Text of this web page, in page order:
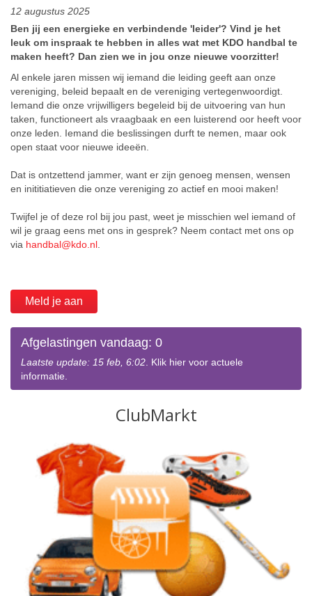
12 augustus 2025
Ben jij een energieke en verbindende 'leider'? Vind je het
leuk om inspraak te hebben in alles wat met KDO handbal te
maken heeft? Dan zien we in jou onze nieuwe voorzitter!
Al enkele jaren missen wij iemand die leiding geeft aan onze
vereniging, beleid bepaalt en de vereniging vertegenwoordigt.
Iemand die onze vrijwilligers begeleid bij de uitvoering van hun
taken, functioneert als vraagbaak en een luisterend oor heeft voor
onze leden. Iemand die beslissingen durft te nemen, maar ook
open staat voor nieuwe ideeën.
Dat is ontzettend jammer, want er zijn genoeg mensen, wensen
en inititiatieven die onze vereniging zo actief en mooi maken!
Twijfel je of deze rol bij jou past, weet je misschien wel iemand of
wil je graag eens met ons in gesprek? Neem contact met ons op
via handbal@kdo.nl.
Meld je aan
Afgelastingen vandaag: 0
Laatste update: 15 feb, 6:02. Klik hier voor actuele
informatie.